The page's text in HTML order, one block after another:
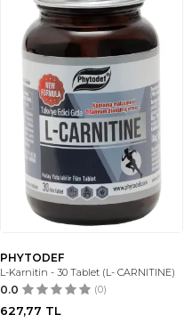
PHYTODEF
L-Karnitin - 30 Tablet (L- CARNITINE)
0.0 (0)
627,77 TL